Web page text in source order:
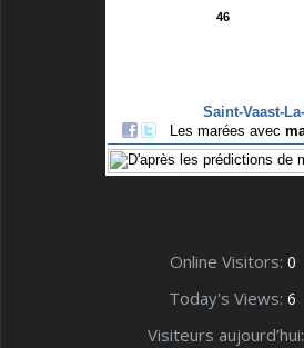
Online Visitors: 0
Today's Views: 6
Visiteurs aujourd’hui: